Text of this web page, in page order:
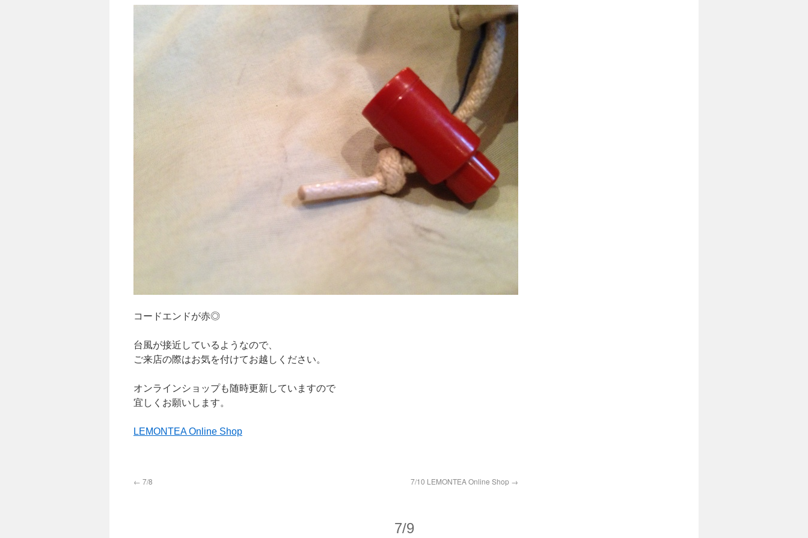
コードエンドが赤◎
台風が接近しているようなので、
ご来店の際はお気を付けてお越しください。
オンラインショップも随時更新していますので
宜しくお願いします。
LEMONTEA Online Shop
← 7/8 7/10 LEMONTEA Online Shop →
7/9